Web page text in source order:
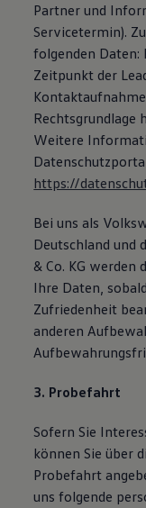
Partner und
Servicetermin).
folgenden
Zeitpunkt der
Rechtsgrundlage
Weitere
https://
Bei uns als
Deutschland und
& Co. KG werden
Ihre Daten,
Zufriedenheit
anderen
3. Probefahrt
Sofern Sie
können Sie über
Probefahrt
uns folgende